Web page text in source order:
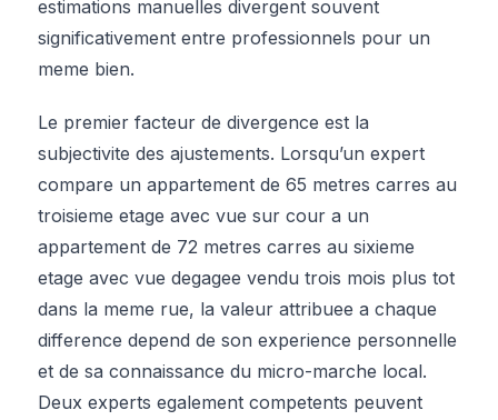
estimations manuelles divergent souvent
significativement entre professionnels pour un
meme bien.
Le premier facteur de divergence est la
subjectivite des ajustements. Lorsqu’un expert
compare un appartement de 65 metres carres au
troisieme etage avec vue sur cour a un
appartement de 72 metres carres au sixieme
etage avec vue degagee vendu trois mois plus tot
dans la meme rue, la valeur attribuee a chaque
difference depend de son experience personnelle
et de sa connaissance du micro-marche local.
Deux experts egalement competents peuvent